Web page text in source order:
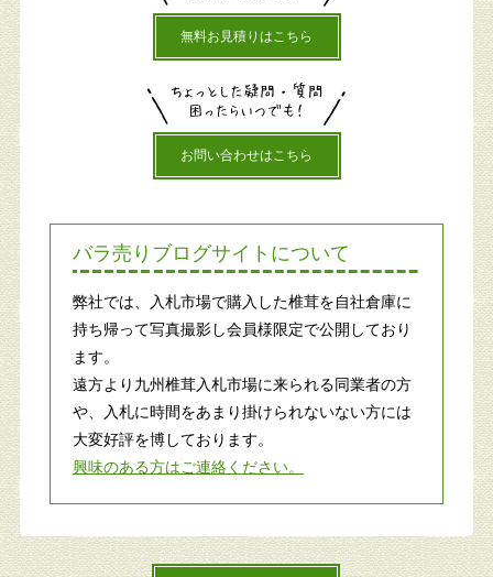
無料お見積りはこちら
お問い合わせはこちら
バラ売りブログサイトについて
弊社では、入札市場で購入した椎茸を自社倉庫に
持ち帰って写真撮影し会員様限定で公開しており
ます。
遠方より九州椎茸入札市場に来られる同業者の方
や、入札に時間をあまり掛けられないない方には
大変好評を博しております。
興味のある方はご連絡ください。